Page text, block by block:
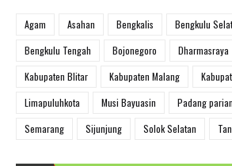
Agam Asahan Bengkalis
Bengkulu
Bengkulu Tengah
Bojonegoro Dharmasraya
Kabupaten Blitar
Kabupaten Malang
Limapuluhkota
Musi Bayuasin Padang
Semarang
Sijunjung Solok Selatan